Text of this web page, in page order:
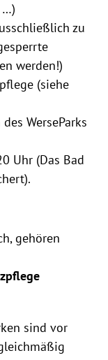
…)
zu
werden!)
(siehe
WerseParks
Uhr (Das Bad
gehören
sind vor